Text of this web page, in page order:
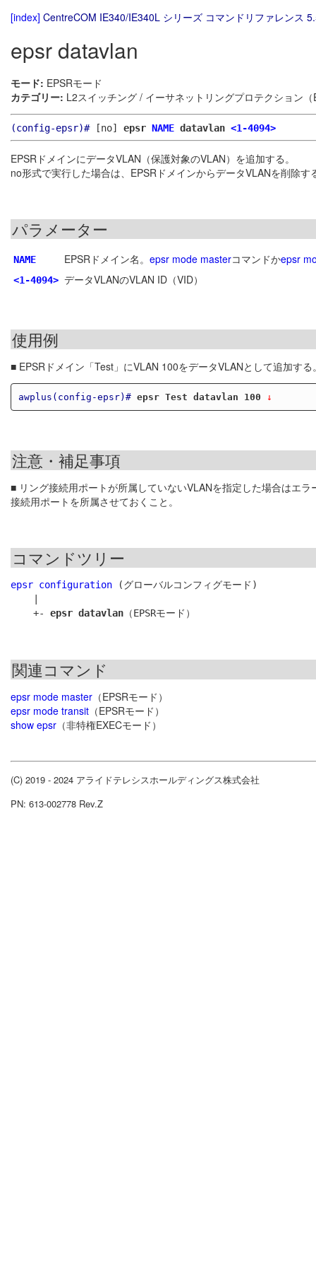
[index] CentreCOM IE340/IE340L シリーズ コマンドリファレンス
epsr datavlan
モード: EPSRモード
カテゴリー: L2スイッチング / イーサネットリングプロテクション（
(config-epsr)#[no] epsr NAME datavlan <1-4094>
EPSRドメインにデータVLAN（保護対象のVLAN）を追加する。
no形式で実行した場合は、EPSRドメインからデータVLANを削除す
パラメーター
NAME EPSRドメイン名。 epsr mode masterコマンドかepsr
<1-4094> データVLANのVLAN ID（VID）
使用例
■ EPSRドメイン「Test」にVLAN 100をデータVLANとして追加する
awplus(config-epsr)# epsr Test datavlan 100 ↓
注意・補足事項
■ リング接続用ポートが所属していないVLANを指定した場合はエ
接続用ポートを所属させておくこと。
コマンドツリー
epsr configuration (グローバルコンフィグモード)
    +-
epsr datavlan
関連コマンド
epsr mode master （EPSRモード）
epsr mode transit （EPSRモード）
show epsr （非特権EXECモード）
(C) 2019 - 2024 アライドテレシスホールディングス株式会社
PN: 613-002778 Rev.Z